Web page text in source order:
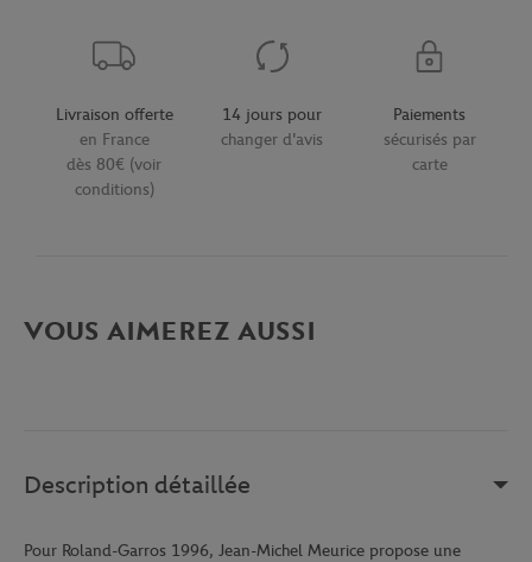
Livraison offerte
en France
dès 80€ (voir
conditions)
14 jours pour
changer d'avis
Paiements
sécurisés par
carte
VOUS AIMEREZ AUSSI
Description détaillée
Pour Roland-Garros 1996, Jean-Michel Meurice propose une